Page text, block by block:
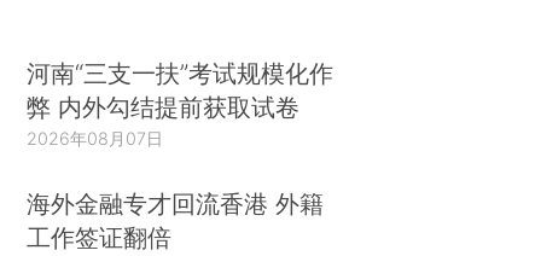
河南“三支一扶”考试规模化作
弊 内外勾结提前获取试卷
2026年08月07日
海外金融专才回流香港 外籍
工作签证翻倍